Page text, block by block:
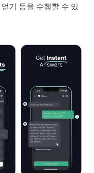
기 등을 수행할 수 있